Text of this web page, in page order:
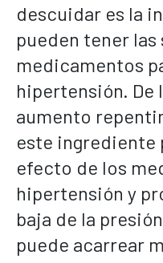
descuidar es la
pueden tener
medicamentos
hipertensión. De
aumento
este ingrediente
efecto de los
hipertensión y
baja de la
puede acarrear